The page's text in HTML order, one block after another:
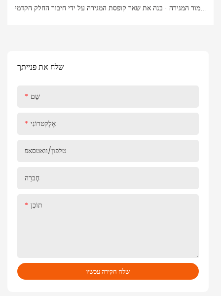
שלח את פנייתך
שֵׁם
אֶלֶקטרוֹנִי
טלפון/וואטסאפ
חֶברָה
תוֹכֶן
שלח חקירה עכשיו
גימור המגירה · בנה את שאר קופסת המגירה על ידי חיבור החלק הקדמי